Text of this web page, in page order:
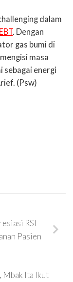
dalam
EBT. Dengan
gas bumi di
masa
sebagai energi
(Psw)
RSI
Pasien
Mbak Ita Ikut